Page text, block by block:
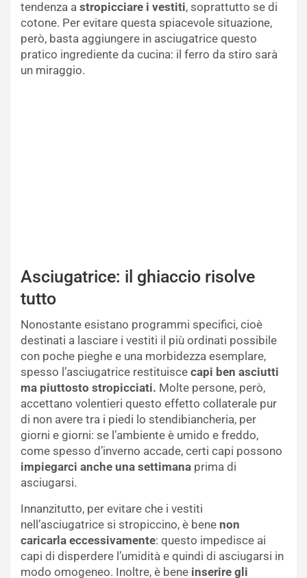
tendenza a stropicciare i vestiti, soprattutto se di
cotone. Per evitare questa spiacevole situazione,
però, basta aggiungere in asciugatrice questo
pratico ingrediente da cucina: il ferro da stiro sarà
un miraggio.
Asciugatrice: il ghiaccio risolve
tutto
Nonostante esistano programmi specifici, cioè
destinati a lasciare i vestiti il più ordinati possibile
con poche pieghe e una morbidezza esemplare,
spesso l’asciugatrice restituisce capi ben asciutti
ma piuttosto stropicciati. Molte persone, però,
accettano volentieri questo effetto collaterale pur
di non avere tra i piedi lo stendibiancheria, per
giorni e giorni: se l’ambiente è umido e freddo,
come spesso d’inverno accade, certi capi possono
impiegarci anche una settimana prima di
asciugarsi.
Innanzitutto, per evitare che i vestiti
nell’asciugatrice si stropiccino, è bene non
caricarla eccessivamente: questo impedisce ai
capi di disperdere l’umidità e quindi di asciugarsi in
modo omogeneo. Inoltre, è bene inserire gli